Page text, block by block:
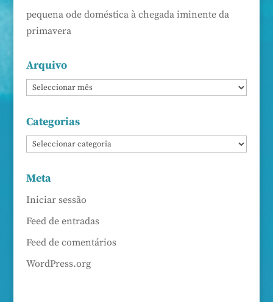
pequena ode doméstica à chegada iminente da
primavera
Arquivo
Categorias
Meta
Iniciar sessão
Feed de entradas
Feed de comentários
WordPress.org